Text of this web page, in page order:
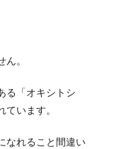
。
る「オキシトシ
います。
なれること間違い